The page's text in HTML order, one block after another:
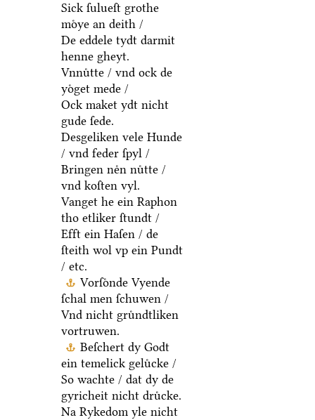
Sick ſulueſt grothe
moͤye an deith /
De eddele tydt darmit
henne gheyt.
Vnnuͤtte / vnd ock de
yoͤget mede /
Ock maket ydt nicht
gude ſede.
Desgeliken vele Hunde
/ vnd feder ſpyl /
Bringen neͤn nuͤtte /
vnd koſten vyl.
Vanget he ein Raphon
tho etliker ſtundt /
Efft ein Haſen / de
ſteith wol vp ein Pundt
/ etc.
Vorſoͤnde Vyende
ſchal men ſchuwen /
Vnd nicht gruͤndtliken
vortruwen.
Beſchert dy Godt
ein temelick geluͤcke /
So wachte / dat dy de
gyricheit nicht druͤcke.
Na Rykedom yle nicht